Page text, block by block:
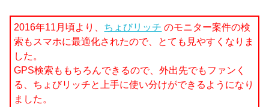
2016年11月頃より、 ちょびリッチ のモニター案件の検
索もスマホに最適化されたので、とても見やすくなりま
した。
GPS検索ももちろんできるので、外出先でもファンく
る、ちょびリッチと上手に使い分けができるようになり
ました。